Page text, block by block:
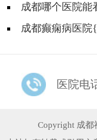
子药吗?
成都哪个医院能
成都癫痫病医
医院电
Copyright 成都